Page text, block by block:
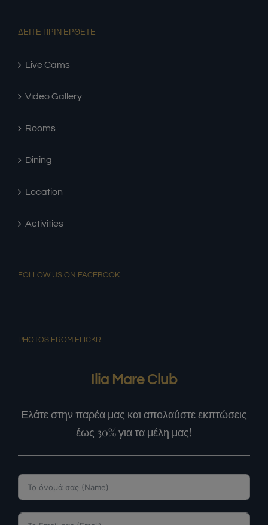
ΔΕΙΤΕ ΠΡΙΝ ΕΡΘΕΤΕ
Live Cams
Video Gallery
Rooms
Dining
Location
Activities
FOLLOW US ON FACEBOOK
PHOTOS FROM FLICKR
Ilia Mare Club
Ελάτε στην παρέα μας και απολαύστε εκπτώσεις
έως 30% για τα μέλη μας!